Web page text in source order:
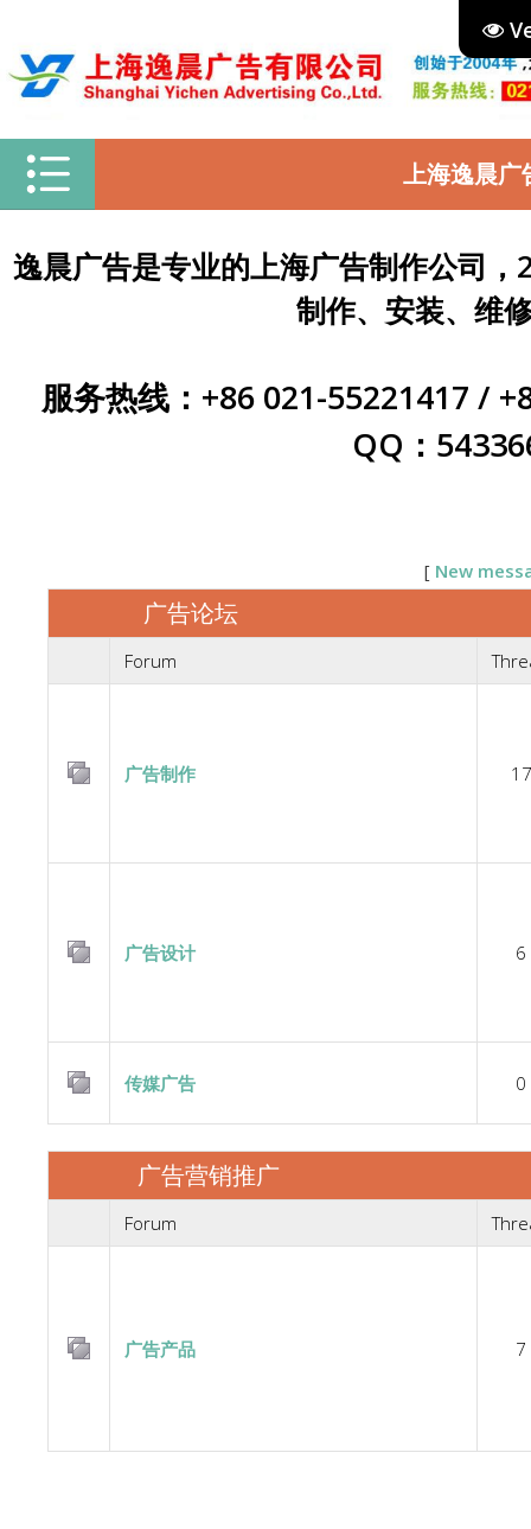
上海逸晨广
逸晨广告是专业的上海广告制作公司
制作、安装、维
服务热线：+86 021-55221417 /
QQ：
[ New
广告论坛
Forum
广告制作 17
广告设计 6
传媒广告 0
广告营销推广
Forum
广告产品 7